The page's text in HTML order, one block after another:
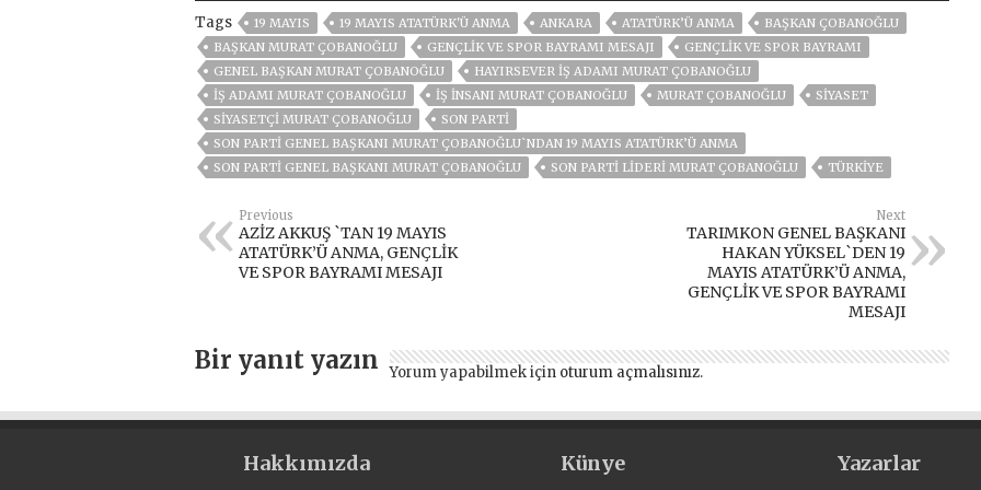
Tags 19 MAYIS 19 MAYIS ATATÜRK'Ü ANMA ANKARA ATATÜRK’Ü ANMA
BAŞKAN ÇOBANOĞLU
BAŞKAN MURAT ÇOBANOĞLU
GENÇLİK VE SPOR BAYRAMI MESAJI
GENÇLIK VE SPOR BAYRAMI
GENEL BAŞKAN MURAT ÇOBANOĞLU
HAYIRSEVER IŞ ADAMI MURAT ÇOBANOĞLU
IŞ ADAMI MURAT ÇOBANOĞLU
IŞ INSANI MURAT ÇOBANOĞLU MURAT ÇOBANOĞLU
SİYASET
SIYASETÇI MURAT ÇOBANOĞLU
SON PARTI
SON PARTİ GENEL BAŞKANI MURAT ÇOBANOĞLU`NDAN 19 MAYIS ATATÜRK’Ü ANMA
SON PARTI GENEL BAŞKANI MURAT ÇOBANOĞLU
SON PARTI LIDERI MURAT ÇOBANOĞLU TÜRKİYE
Previous
AZİZ AKKUŞ `TAN 19 MAYIS
ATATÜRK’Ü ANMA, GENÇLİK
VE SPOR BAYRAMI MESAJI
Next
TARIMKON GENEL BAŞKANI
HAKAN YÜKSEL`DEN 19
MAYIS ATATÜRK’Ü ANMA,
GENÇLİK VE SPOR BAYRAMI
MESAJI
Bir yanıt yazın Yorum yapabilmek için oturum açmalısınız.
Hakkımızda Künye Yazarlar